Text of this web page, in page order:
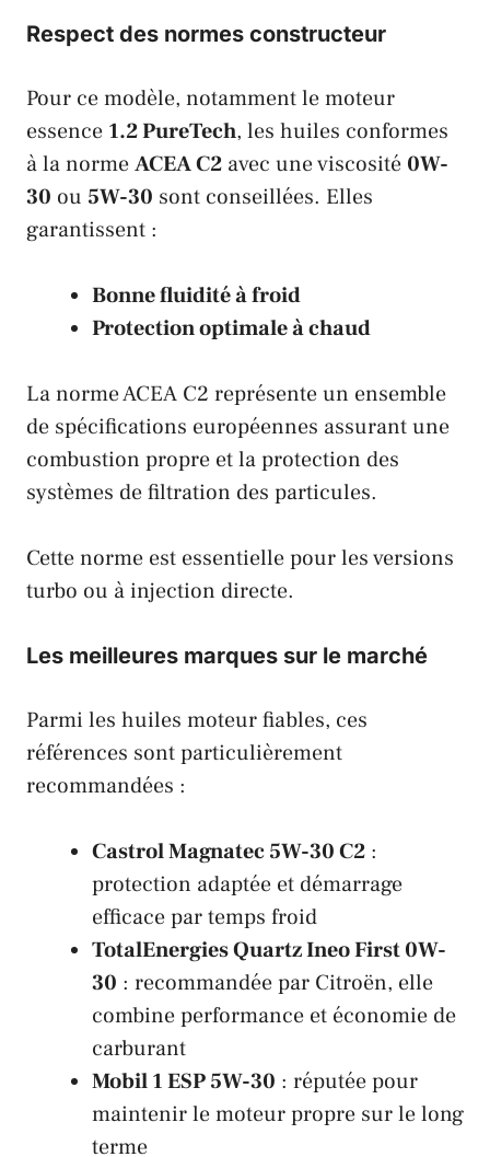
Respect des normes constructeur
Pour ce modèle, notamment le moteur
essence 1.2 PureTech, les huiles conformes
à la normeACEA C2 avec une viscosité 0W-
30 ou 5W-30 sont conseillées. Elles
garantissent :
Bonne fluidité à froid
Protection optimale à chaud
La norme ACEA C2 représente un ensemble
de spécifications européennes assurant une
combustion propre et la protection des
systèmes de filtration des particules.
Cette norme est essentielle pour les versions
turbo ou à injection directe.
Les meilleures marques sur le marché
Parmi les huiles moteur fiables, ces
références sont particulièrement
recommandées :
Castrol Magnatec 5W-30 C2 :
protection adaptée et démarrage
efficace par temps froid
TotalEnergies Quartz Ineo First 0W-
30 : recommandée par Citroën, elle
combine performance et économie de
carburant
Mobil 1 ESP 5W-30 : réputée pour
maintenir le moteur propre sur le long
terme